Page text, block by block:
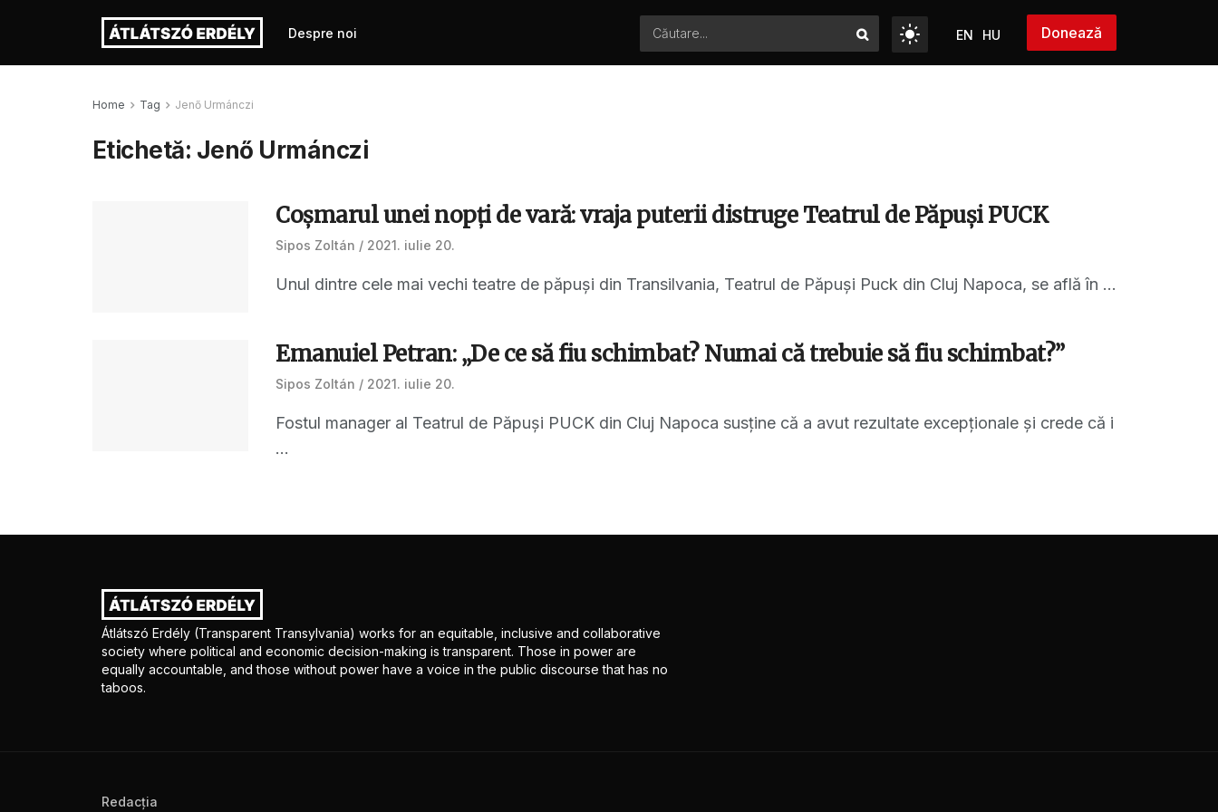
Despre noi EN HU Donează
Home Tag Jenő Urmánczi
Etichetă: Jenő Urmánczi
Coșmarul unei nopți de vară: vraja puterii distruge Teatrul de Păpuși PUCK
Sipos Zoltán 2021. iulie 20.
Unul dintre cele mai vechi teatre de păpuși din Transilvania, Teatrul de Păpuși Puck din Cluj Napoca, se află în ...
Emanuiel Petran: „De ce să fiu schimbat? Numai că trebuie să fiu schimbat?”
Sipos Zoltán 2021. iulie 20.
Fostul manager al Teatrul de Păpuși PUCK din Cluj Napoca susține că a avut rezultate excepționale și crede că i
...
Átlátszó Erdély (Transparent Transylvania) works for an equitable, inclusive and collaborative
society where political and economic decision-making is transparent. Those in power are
equally accountable, and those without power have a voice in the public discourse that has no
taboos.
Redacţia